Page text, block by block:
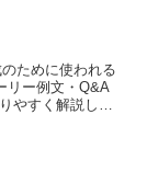
ために使われる
リー例文・Q&A
やすく解説しま